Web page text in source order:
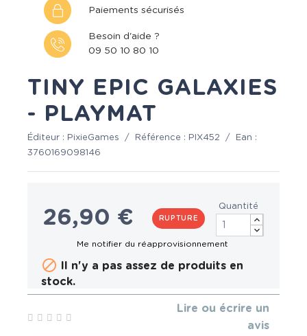
Paiements sécurisés
Besoin d'aide ?
09 50 10 80 10
TINY EPIC GALAXIES
- PLAYMAT
Éditeur : PixieGames / Référence : PIX452 /
Ean :
3760169098146
26,90 € RUPTURE
Quantité
 Il n'y a pas assez de produits en
stock.
Lire ou écrire un
avis